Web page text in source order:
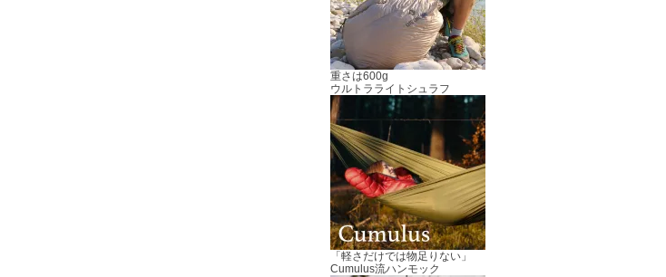
重さは600g
ウルトラライトシュラフ
「軽さだけでは物足りない」
Cumulus流ハンモック